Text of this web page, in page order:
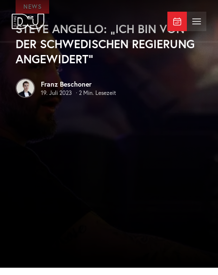
Zum Hauptinhalt springen
DJ Mag Germany Menü
NEWS
STEVE ANGELLO: „ICH BIN VON
DER SCHWEDISCHEN REGIERUNG
ANGEWIDERT“
Franz Beschoner
19. Juli 2023 · 2 Min. Lesezeit